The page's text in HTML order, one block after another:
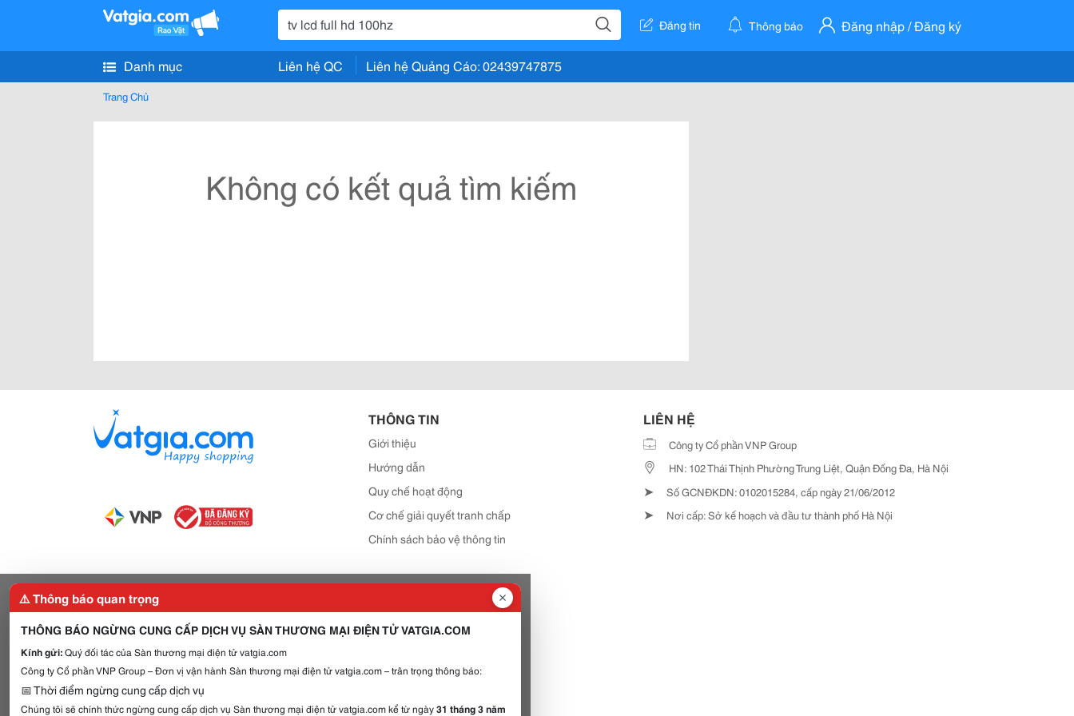
Đăng tin Thông báo Đăng nhập / Đăng ký
Danh mục Liên hệ QC Liên hệ Quảng Cáo: 02439747875
Trang Chủ
Không có kết quả tìm kiếm
THÔNG TIN
Giới thiệu
Hướng dẫn
Quy chế hoạt động
Cơ chế giải quyết tranh chấp
Chính sách bảo vệ thông tin
LIÊN HỆ
Công ty Cổ phần VNP Group
HN: 102 Thái Thịnh Phường Trung Liệt, Quận Đống Đa, Hà Nội
➤ Số GCNĐKDN: 0102015284, cấp ngày 21/06/2012
➤ Nơi cấp: Sở kế hoạch và đầu tư thành phố Hà Nội
⚠️ Thông báo quan trọng
THÔNG BÁO NGỪNG CUNG CẤP DỊCH VỤ SÀN THƯƠNG MẠI ĐIỆN TỬ VATGIA.COM
Kính gửi:Quý đối tác của Sàn thương mại điện tử vatgia.com
Công ty Cổ phần VNP Group – Đơn vị vận hành Sàn thương mại điện tử vatgia.com – trân trọng thông báo:
📅 Thời điểm ngừng cung cấp dịch vụ
Chúng tôi sẽ chính thức ngừng cung cấp dịch vụ Sàn thương mại điện tử vatgia.com kể từ ngày31 tháng 3 năm